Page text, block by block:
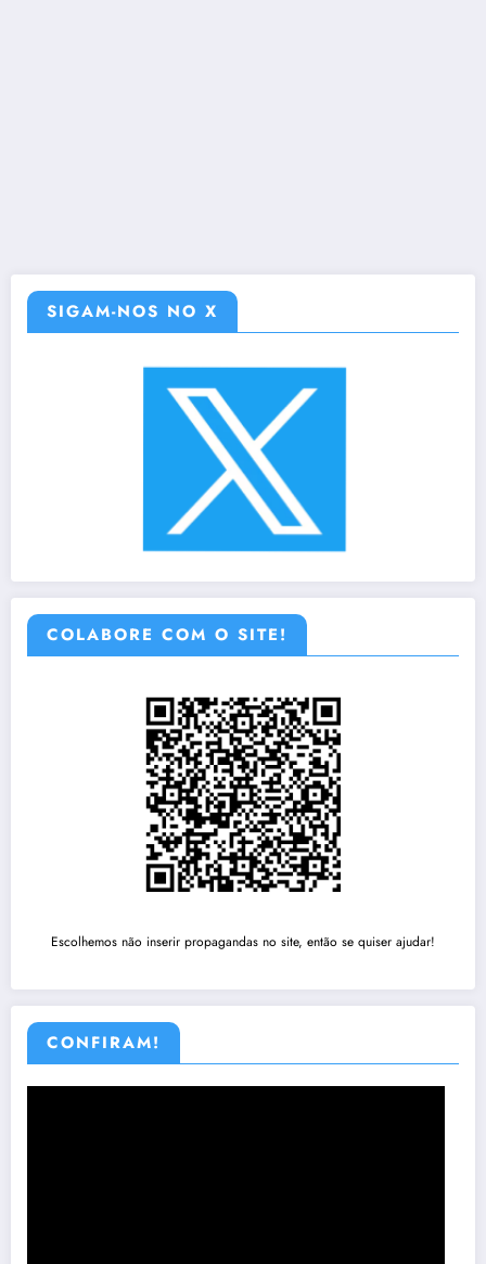
SIGAM-NOS NO X
COLABORE COM O SITE!
Escolhemos não inserir propagandas no site, então se quiser ajudar!
CONFIRAM!